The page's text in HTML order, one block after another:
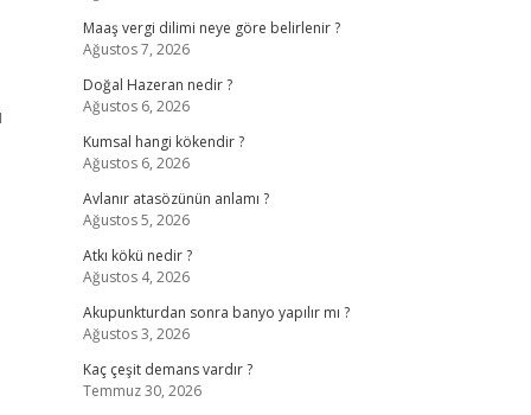
Maaş vergi dilimi neye göre belirlenir ?
Ağustos 7, 2026
Doğal Hazeran nedir ?
Ağustos 6, 2026
Kumsal hangi kökendir ?
Ağustos 6, 2026
Avlanır atasözünün anlamı ?
Ağustos 5, 2026
Atkı kökü nedir ?
Ağustos 4, 2026
Akupunkturdan sonra banyo yapılır mı ?
Ağustos 3, 2026
Kaç çeşit demans vardır ?
Temmuz 30, 2026